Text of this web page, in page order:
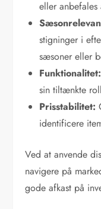
eller
stigninger i
sæsoner eller
Funktionalitet:
sin tiltænkte
Prisstabilitet:
identificere
Ved at anvende
navigere på
gode afkast på